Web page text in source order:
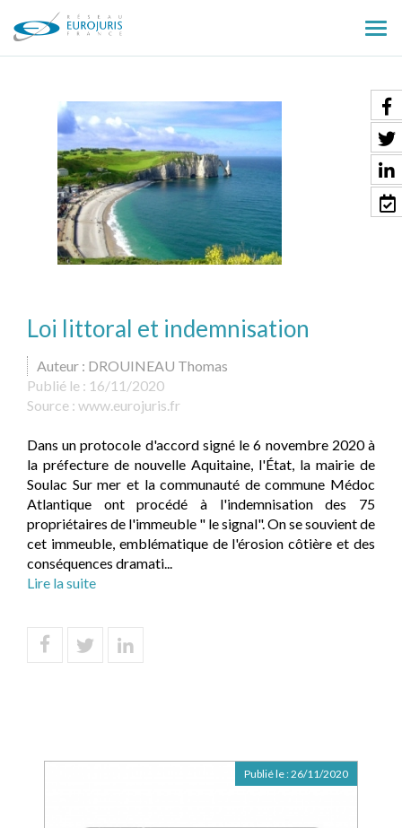
le
Loi littoral et indemnisation
Auteur : DROUINEAU Thomas
Publié le : 16/11/2020
Source : www.eurojuris.fr
Dans un protocole d'accord signé le 6 novembre 2020 à
la préfecture de nouvelle Aquitaine, l'État, la mairie de
Soulac Sur mer et la communauté de commune Médoc
Atlantique ont procédé à l'indemnisation des 75
propriétaires de l'immeuble " le signal". On se souvient de
cet immeuble, emblématique de l'érosion côtière et des
conséquences dramati...
Lire la suite
Publié le :26/11/2020